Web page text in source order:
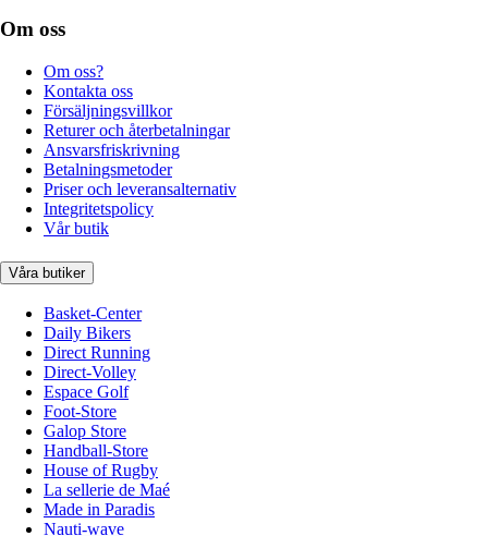
Om oss
Om oss?
Kontakta oss
Försäljningsvillkor
Returer och återbetalningar
Ansvarsfriskrivning
Betalningsmetoder
Priser och leveransalternativ
Integritetspolicy
Vår butik
Våra butiker
Basket-Center
Daily Bikers
Direct Running
Direct-Volley
Espace Golf
Foot-Store
Galop Store
Handball-Store
House of Rugby
La sellerie de Maé
Made in Paradis
Nauti-wave